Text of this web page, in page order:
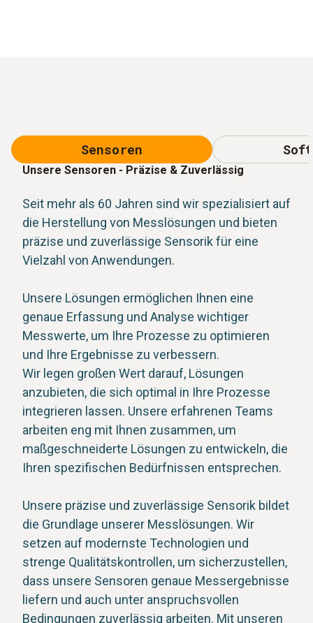
Sensoren
Unsere Sensoren - Präzise & Zuverlässig
Seit mehr als 60 Jahren sind wir spezialisiert auf
die Herstellung von Messlösungen und bieten
präzise und zuverlässige Sensorik für eine
Vielzahl von Anwendungen.
Unsere Lösungen ermöglichen Ihnen eine
genaue Erfassung und Analyse wichtiger
Messwerte, um Ihre Prozesse zu optimieren
und Ihre Ergebnisse zu verbessern.
Wir legen großen Wert darauf, Lösungen
anzubieten, die sich optimal in Ihre Prozesse
integrieren lassen. Unsere erfahrenen Teams
arbeiten eng mit Ihnen zusammen, um
maßgeschneiderte Lösungen zu entwickeln, die
Ihren spezifischen Bedürfnissen entsprechen.
Unsere präzise und zuverlässige Sensorik bildet
die Grundlage unserer Messlösungen. Wir
setzen auf modernste Technologien und
strenge Qualitätskontrollen, um sicherzustellen,
dass unsere Sensoren genaue Messergebnisse
liefern und auch unter anspruchsvollen
Bedingungen zuverlässig arbeiten. Mit unseren